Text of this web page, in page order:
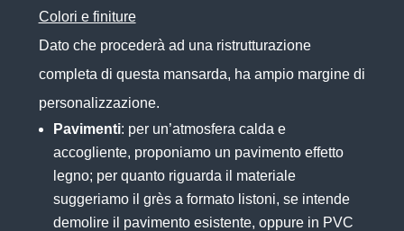
Colori e finiture
Dato che procederà ad una ristrutturazione
completa di questa mansarda, ha ampio margine di
personalizzazione.
Pavimenti: per un’atmosfera calda e
accogliente, proponiamo un pavimento effetto
legno; per quanto riguarda il materiale
suggeriamo il grès a formato listoni, se intende
demolire il pavimento esistente, oppure in PVC